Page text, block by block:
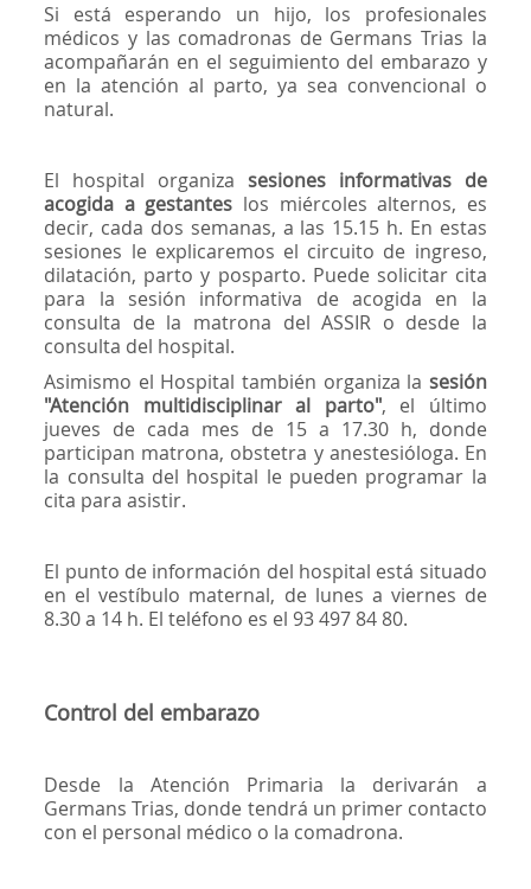
Si está esperando un hijo, los profesionales
médicos y las comadronas de Germans Trias la
acompañarán en el seguimiento del embarazo y
en la atención al parto, ya sea convencional o
natural.
El hospital organiza sesiones informativas de
acogida a gestantes los miércoles alternos, es
decir, cada dos semanas, a las 15.15 h. En estas
sesiones le explicaremos el circuito de ingreso,
dilatación, parto y posparto. Puede solicitar cita
para la sesión informativa de acogida en la
consulta de la matrona del ASSIR o desde la
consulta del hospital.
Asimismo el Hospital también organiza la sesión
"Atención multidisciplinar al parto", el último
jueves de cada mes de 15 a 17.30 h, donde
participan matrona, obstetra y anestesióloga. En
la consulta del hospital le pueden programar la
cita para asistir.
El punto de información del hospital está situado
en el vestíbulo maternal, de lunes a viernes de
8.30 a 14 h. El teléfono es el 93 497 84 80.
Control del embarazo
Desde la Atención Primaria la derivarán a
Germans Trias, donde tendrá un primer contacto
con el personal médico o la comadrona.